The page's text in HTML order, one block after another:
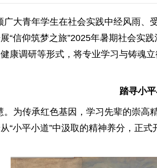
大青年学生在社会实践中经风雨、
“信仰筑梦之旅”2025年暑期社会实
康调研等形式，将专业学习与铸魂
踏寻小
为传承红色基因，学习先辈的崇
“小平小道”中汲取的精神养分，正